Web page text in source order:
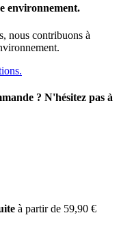
environnement.
nous contribuons à
? N'hésitez pas à
à partir de 59,90 €